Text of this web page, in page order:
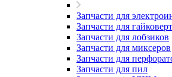
Запчасти для
Запчасти для
Запчасти для лобзиков
Запчасти для миксеров
Запчасти для
Запчасти для пил